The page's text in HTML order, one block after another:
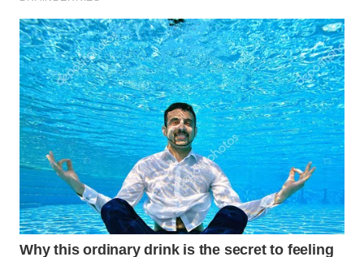
WN
BEKASI
WN
BOGOR
WN
DEPOK
WN
TAPANULI